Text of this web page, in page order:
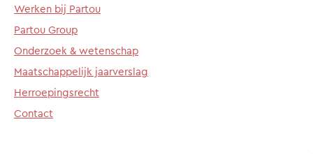
Werken bij Partou
Partou Group
Onderzoek & wetenschap
Maatschappelijk jaarverslag
Herroepingsrecht
Contact